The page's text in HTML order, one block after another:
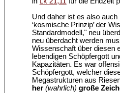
Und daher ist es also
‘kosmische Prinzip’ der
Standardmodell," neu
neu überdacht werden
Wissenschaft über diesen
lebendigen Schöpfergott
Kapazitäten. Es war
Schöpfergott, welcher
Megastrukturen aus
her(wahrlich) große